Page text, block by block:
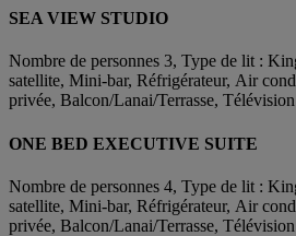
SEA VIEW STUDIO
Nombre de personnes 3, Type de lit :
satellite, Mini-bar, Réfrigérateur, Air
privée, Balcon/Lanai/Terrasse, Télévision
ONE BED EXECUTIVE SUITE
Nombre de personnes 4, Type de lit :
satellite, Mini-bar, Réfrigérateur, Air
privée, Balcon/Lanai/Terrasse, Télévision